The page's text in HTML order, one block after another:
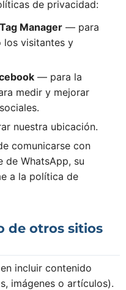
de privacidad:
Manager — para
los visitantes y
— para la
medir y mejorar
nuestra ubicación.
comunicarse con
de WhatsApp, su
a la política de
de otros sitios
incluir contenido
imágenes o artículos).